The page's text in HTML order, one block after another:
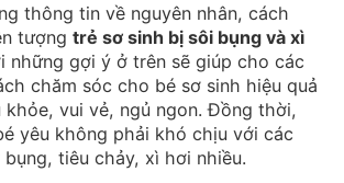
thông tin về nguyên nhân, cách
tượng trẻ sơ sinh bị sôi bụng và xì
những gợi ý ở trên sẽ giúp cho các
chăm sóc cho bé sơ sinh hiệu quả
vui vẻ, ngủ ngon. Đồng thời,
yêu không phải khó chịu với các
tiêu chảy, xì hơi nhiều.